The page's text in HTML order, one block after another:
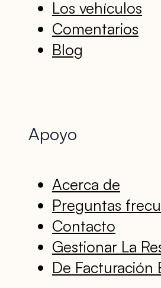
Los vehículos
Comentarios
Blog
Apoyo
Acerca de
Preguntas
Contacto
Gestionar La
De Facturación